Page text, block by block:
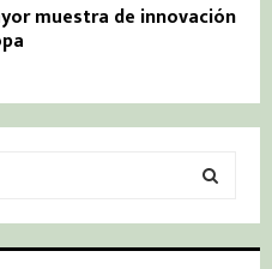
muestra de innovación
S